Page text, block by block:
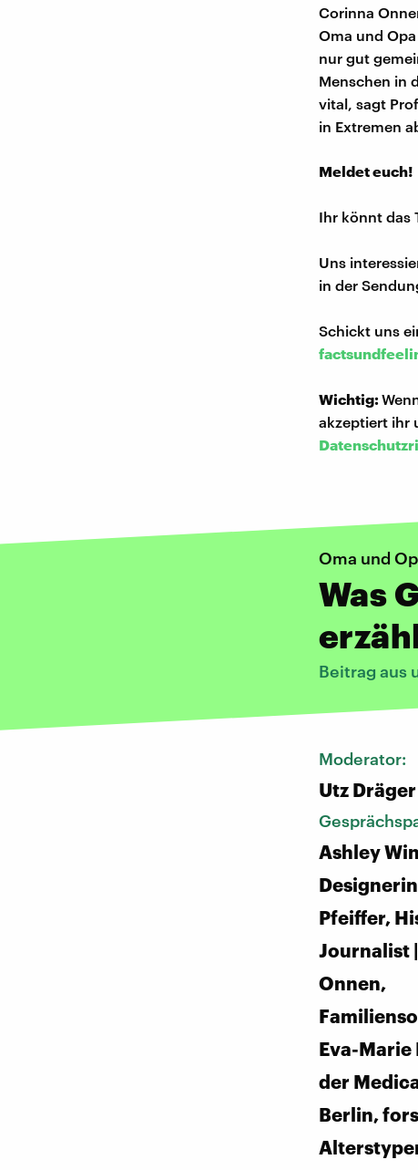
Corinna
Oma und
nur gut
Menschen in
vital, sagt
in Extremen
Meldet euch!
Ihr könnt das
Uns
in der
Schickt uns
Wichtig:
akzeptiert ihr
Oma und
Was
Beitrag aus
Moderator:
Utz Dräger
Ashley
Pfeiffer,
Journalist
Onnen,
Eva-Marie
der
Berlin,